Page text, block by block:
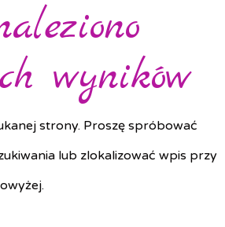
wyników
strony. Proszę spróbować
lub zlokalizować wpis przy